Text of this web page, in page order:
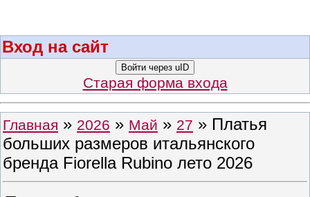
Вход на сайт
Войти через uID
Старая форма входа
Главная » 2026 » Май » 27 » Платья
больших размеров итальянского
бренда Fiorella Rubino лето 2026